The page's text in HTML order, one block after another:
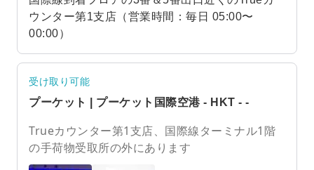
ウンター第1支店（営業時間：毎日 05:00〜
00:00）
受け取り可能
プーケット | プーケット国際空港 - HKT - -
Trueカウンター第1支店、国際線ターミナル1階
の手荷物受取所の外にあります